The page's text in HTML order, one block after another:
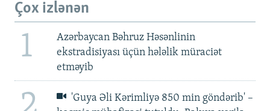
Çox izlənən
1
Azərbaycan Bəhruz Həsənlinin
ekstradisiyası üçün hələlik müraciət
etməyib
'Guya Əli Kərimliyə 850 min göndərib' –